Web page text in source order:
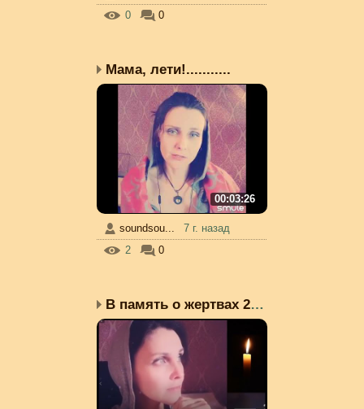
0
0
Мама, лети!...........
00:03:26
soundsou...
7 г. назад
2
0
В память о жертвах 25.0...